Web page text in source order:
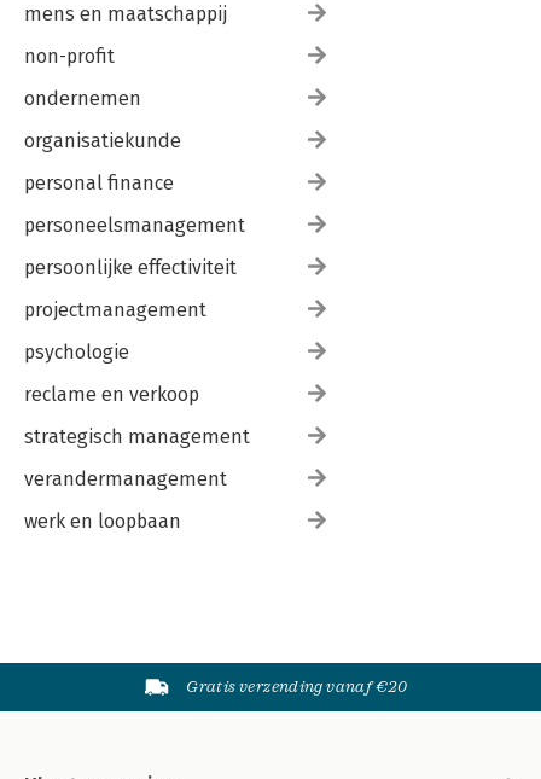
mens en maatschappij
non-profit
ondernemen
organisatiekunde
personal finance
personeelsmanagement
persoonlijke effectiviteit
projectmanagement
psychologie
reclame en verkoop
strategisch management
verandermanagement
werk en loopbaan
Gratis verzending vanaf €20